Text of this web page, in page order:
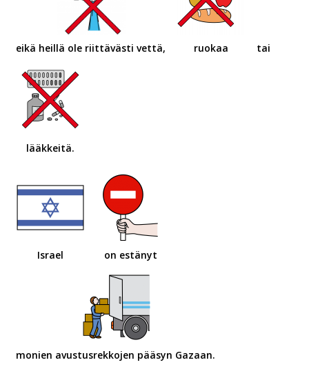
eikä heillä ole riittävästi vettä, ruokaa tai
lääkkeitä.
Israel on estänyt
monien avustusrekkojen pääsyn Gazaan.